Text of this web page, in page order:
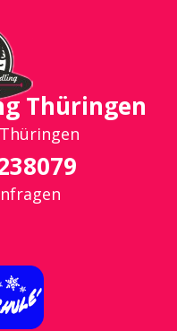
Thüringen